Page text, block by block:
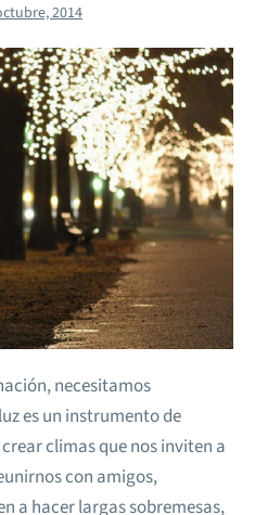
2014
necesitamos
es un instrumento de
climas que nos inviten a
con amigos,
a hacer largas sobremesas,